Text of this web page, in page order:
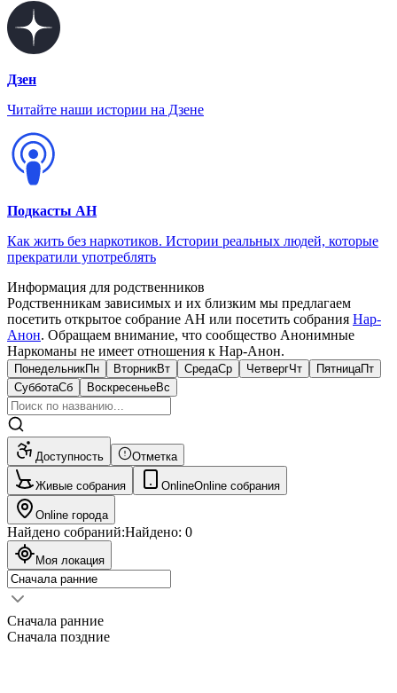
Дзен
Читайте наши истории на Дзене
Подкасты АН
Как жить без наркотиков. Истории реальных людей, которые
прекратили употреблять
Информация для родственников
Родственникам зависимых и их близким мы предлагаем
посетить открытое собрание АН или посетить собрания Нар-
Анон. Обращаем внимание, что сообщество Анонимные
Наркоманы не имеет отношения к Нар-Анон.
ПонедельникПн ВторникВт СредаСр ЧетвергЧт ПятницаПт
СубботаСб ВоскресеньеВс
Доступность Отметка
Живые собрания OnlineOnline собрания
Online города
Найдено собраний:Найдено: 0
Моя локация
Сначала ранние
Сначала поздние